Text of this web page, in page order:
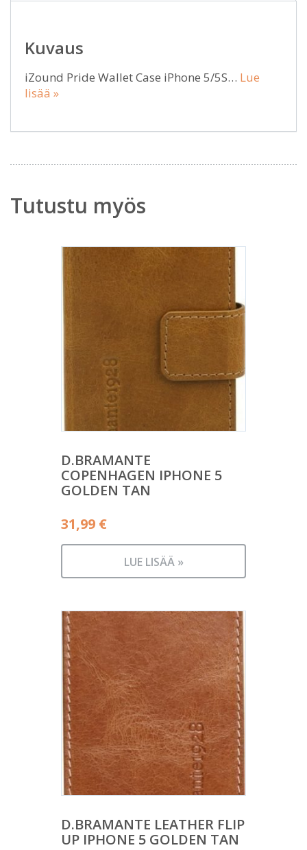
Kuvaus
iZound Pride Wallet Case iPhone 5/5S… Lue
lisää »
Tutustu myös
D.BRAMANTE
COPENHAGEN IPHONE 5
GOLDEN TAN
31,99 €
LUE LISÄÄ »
D.BRAMANTE LEATHER FLIP
UP IPHONE 5 GOLDEN TAN